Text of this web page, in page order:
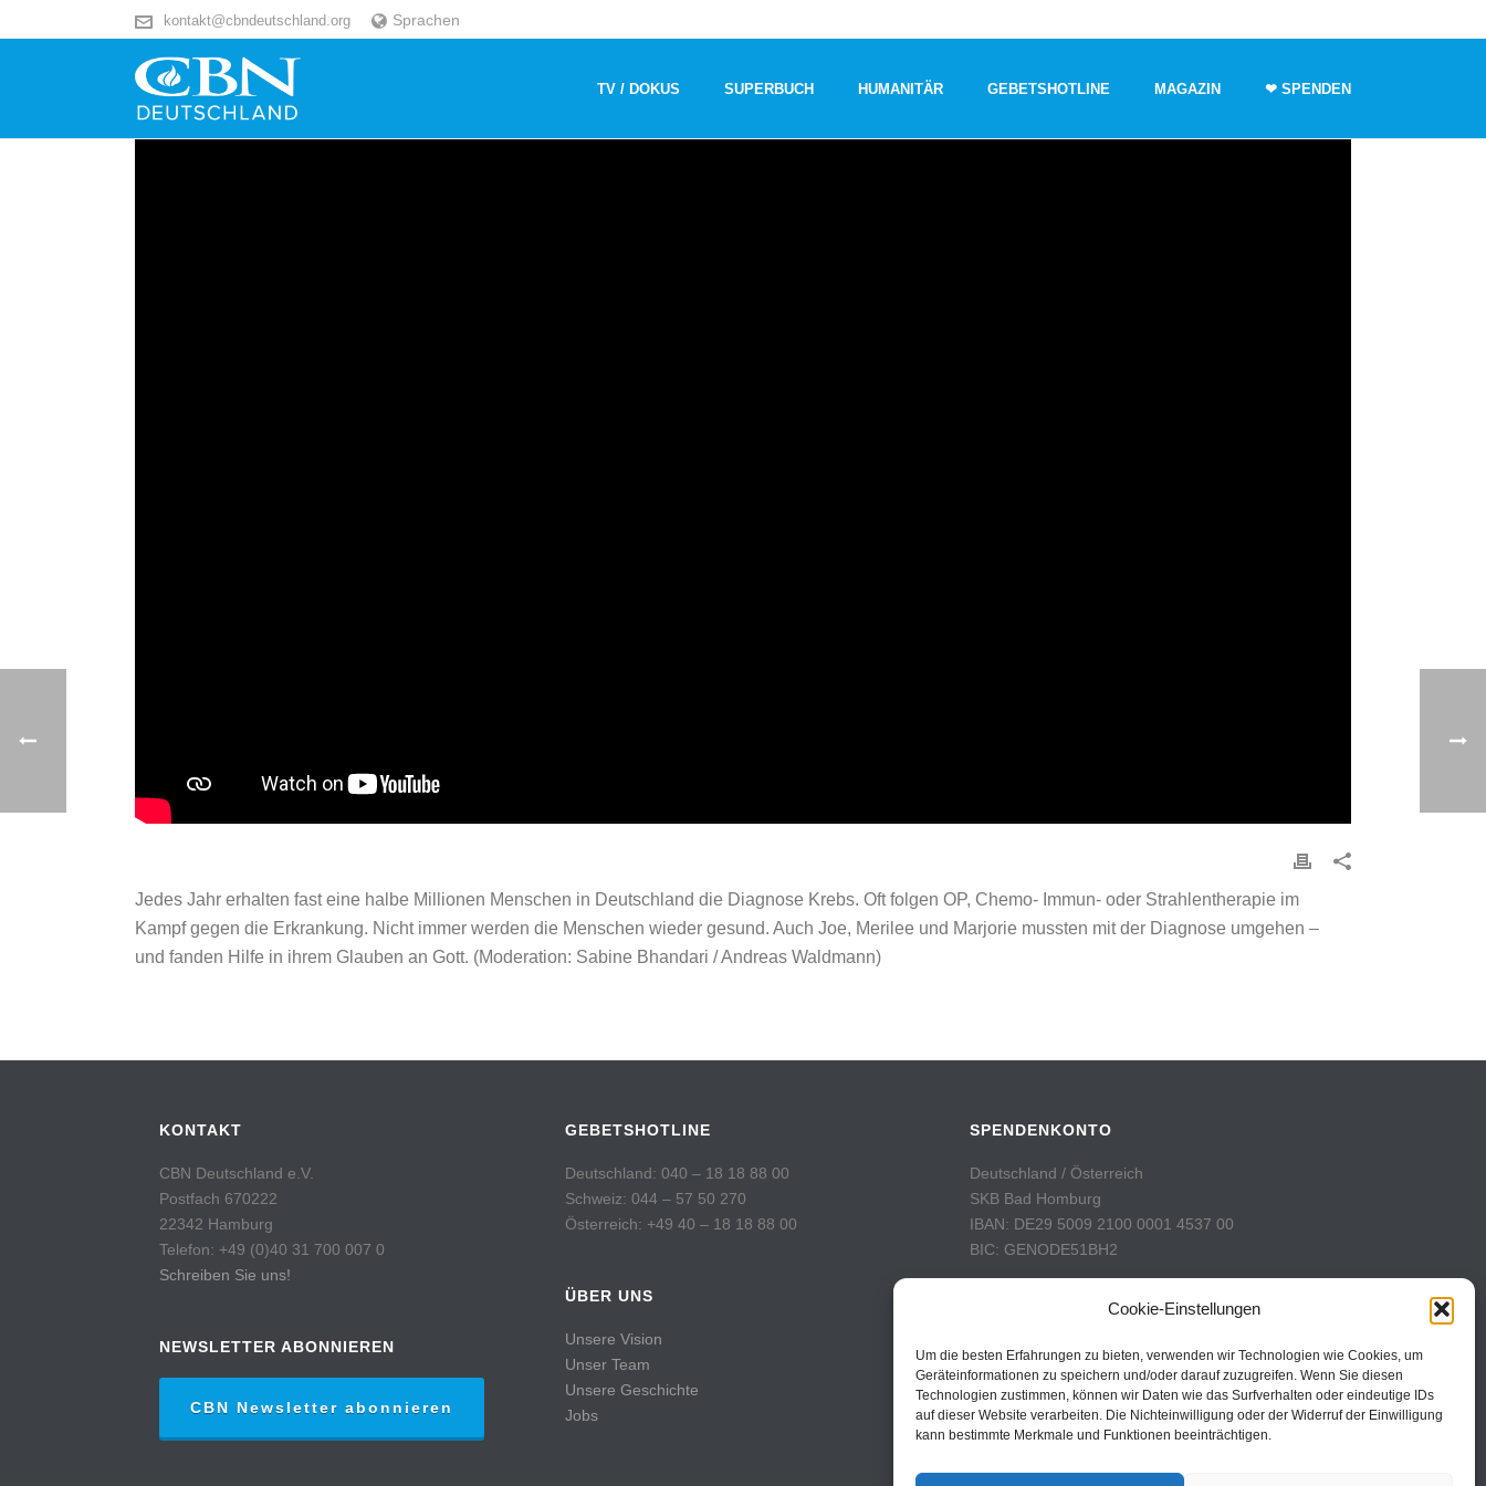
Cookie-Einstellungen
Um die besten Erfahrungen zu bieten, verwenden wir Technologien wie Cookies, um
Geräteinformationen zu speichern und/oder darauf zuzugreifen. Wenn Sie diesen
Technologien zustimmen, können wir Daten wie das Surfverhalten oder eindeutige IDs
auf dieser Website verarbeiten. Die Nichteinwilligung oder der Widerruf der Einwilligung
kann bestimmte Merkmale und Funktionen beeinträchtigen.
kontakt@cbndeutschland.org Sprachen
TV / DOKUS SUPERBUCH HUMANITÄR GEBETSHOTLINE MAGAZIN ❤ SPENDEN
Jedes Jahr erhalten fast eine halbe Millionen Menschen in Deutschland die Diagnose Krebs. Oft folgen OP, Chemo- Immun- oder Strahlentherapie im
Kampf gegen die Erkrankung. Nicht immer werden die Menschen wieder gesund. Auch Joe, Merilee und Marjorie mussten mit der Diagnose umgehen –
und fanden Hilfe in ihrem Glauben an Gott. (Moderation: Sabine Bhandari / Andreas Waldmann)
KONTAKT
CBN Deutschland e.V.
Postfach 670222
22342 Hamburg
Telefon: +49 (0)40 31 700 007 0
Schreiben Sie uns!
NEWSLETTER ABONNIEREN
CBN Newsletter abonnieren
GEBETSHOTLINE
Deutschland: 040 – 18 18 88 00
Schweiz: 044 – 57 50 270
Österreich: +49 40 – 18 18 88 00
ÜBER UNS
Unsere Vision
Unser Team
Unsere Geschichte
Jobs
SPENDENKONTO
Deutschland / Österreich
SKB Bad Homburg
IBAN: DE29 5009 2100 0001 4537 00
BIC: GENODE51BH2
Konto: 60-742493-7
IBAN: CH31 0900 0000 6074 2493 7
BIC: POFICHBEXXX